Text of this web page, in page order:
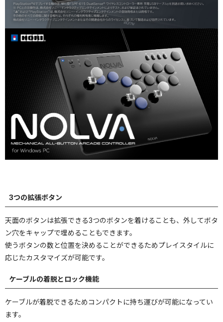
3つの拡張ボタン
天面のボタンは拡張できる3つのボタンを着けることも、外してボタ
ン穴をキャップで埋めることもできます。
使うボタンの数と位置を決めることができるためプレイスタイルに
応じたカスタマイズが可能です。
ケーブルの着脱とロック機能
ケーブルが着脱できるためコンパクトに持ち運びが可能になってい
ます。